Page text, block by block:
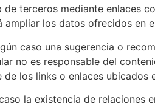
terceros mediante enlaces
los datos ofrecidos en
caso una sugerencia o
no es responsable del
los links o enlaces
la existencia de